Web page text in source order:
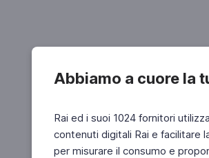
Abbiamo a cuore la
Rai ed i suoi 1024 fornitori
contenuti digitali Rai e facilitare
per misurare il consumo e